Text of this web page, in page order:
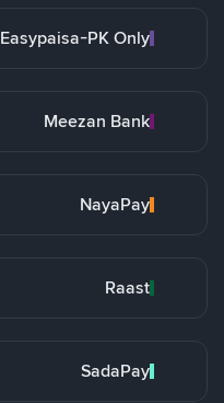
Easypaisa-PK Only
Meezan Bank
NayaPay
Raast
SadaPay